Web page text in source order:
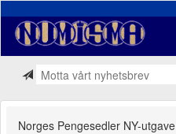
Norges Pengesedler NY-utgave